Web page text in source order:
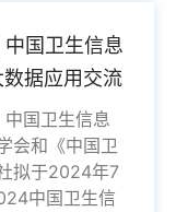
国卫生信息
据应用交流
国卫生信息
会和《中国卫
拟于2024年7
中国卫生信